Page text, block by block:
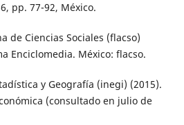
pp. 77-92, México.
de Ciencias Sociales (flacso)
Enciclomedia. México: flacso.
y Geografía (inegi) (2015).
(consultado en julio de